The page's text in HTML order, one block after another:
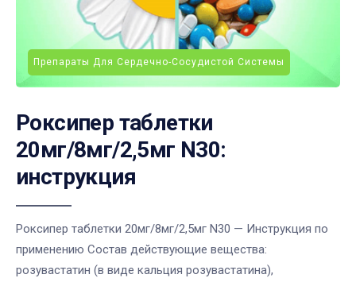
Препараты Для Сердечно-Сосудистой Системы
Роксипер таблетки
20мг/8мг/2,5мг N30:
инструкция
Роксипер таблетки 20мг/8мг/2,5мг N30 — Инструкция по
применению Состав действующие вещества:
розувастатин (в виде кальция розувастатина),